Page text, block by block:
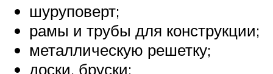
шуруповерт;
рамы и трубы для конструкции;
металлическую решетку;
доски, бруски;